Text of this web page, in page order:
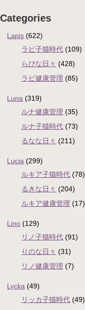
Categories
Lapis (622)
ラピ子猫時代 (109)
らぴな日々 (428)
ラピ健康管理 (85)
Luna (319)
ルナ健康管理 (35)
ルナ子猫時代 (73)
るなな日々 (211)
Lucia (299)
ルキア子猫時代 (78)
るきな日々 (204)
ルキア健康管理 (17)
Lino (129)
リノ子猫時代 (91)
りのな日々 (31)
リノ健康管理 (7)
Lycka (49)
リッカ子猫時代 (49)